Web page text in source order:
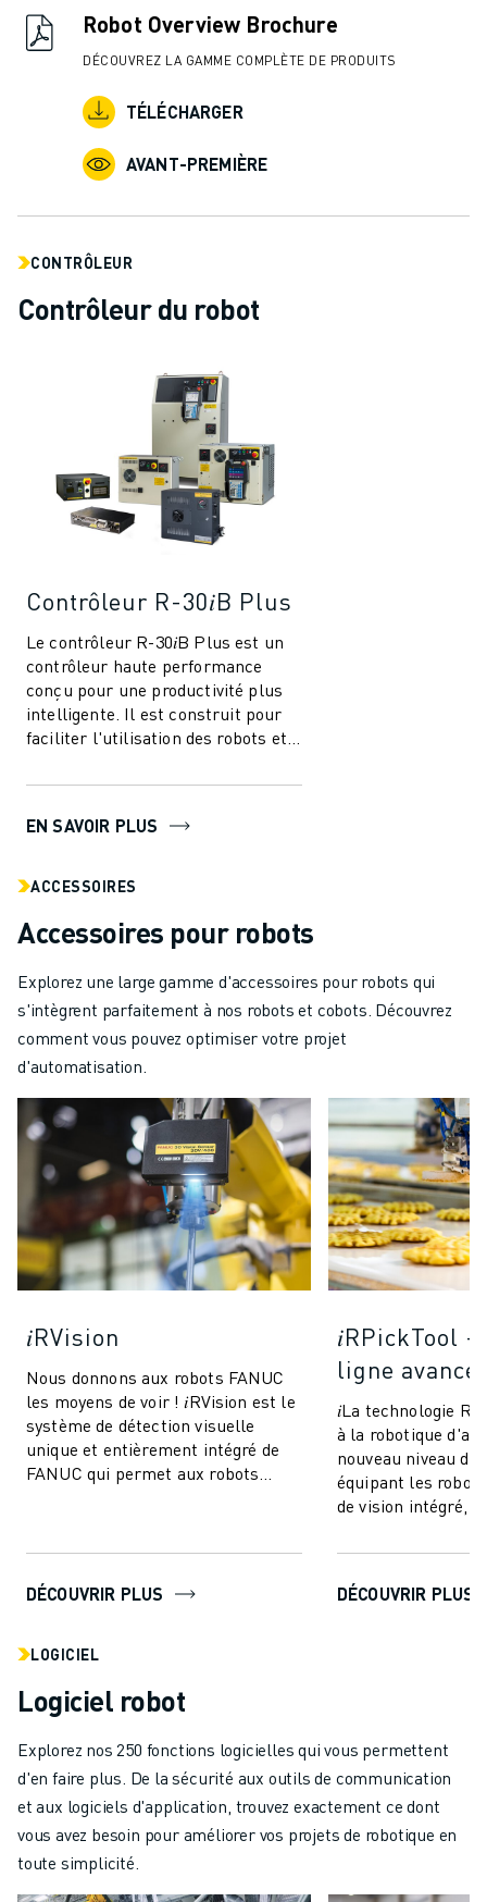
CONTACT
LOCALISATION DES SITES
IMPRESSION
Robot Overview Brochure
DÉCOUVREZ LA GAMME COMPLÈTE DE PRODUITS
TÉLÉCHARGER
AVANT-PREMIÈRE
CONTRÔLEUR
Contrôleur du robot
Contrôleur R-30𝑖B Plus
Le contrôleur R-30𝑖B Plus est un
contrôleur haute performance
conçu pour une productivité plus
intelligente. Il est construit pour
faciliter l'utilisation des robots et
EN SAVOIR PLUS
ACCESSOIRES
Accessoires pour robots
Explorez une large gamme d'accessoires pour robots qui
s'intègrent parfaitement à nos robots et cobots. Découvrez
comment vous pouvez optimiser votre projet
d'automatisation.
𝑖RVision
Nous donnons aux robots FANUC
les moyens de voir ! 𝑖RVision est le
système de détection visuelle
unique et entièrement intégré de
FANUC qui permet aux robots
DÉCOUVRIR PLUS
𝑖RPickTool
ligne avancé
𝑖La technologie
à la robotique
nouveau niveau
équipant les
de vision intégré,
DÉCOUVRIR PLUS
LOGICIEL
Logiciel robot
Explorez nos 250 fonctions logicielles qui vous permettent
d'en faire plus. De la sécurité aux outils de communication
et aux logiciels d'application, trouvez exactement ce dont
vous avez besoin pour améliorer vos projets de robotique en
toute simplicité.